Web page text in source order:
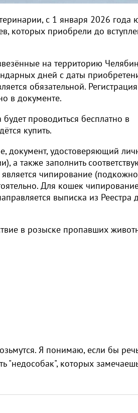
с 1 января 2026 года
которых приобрели до
на территорию
дней с даты
обязательной.
в документе.
проводиться бесплатно в
купить.
документ, удостоверяющий
а также заполнить
чипирование
Для кошек
выписка из
в розыске пропавших
Я понимаю, если бы
"недособак", которых